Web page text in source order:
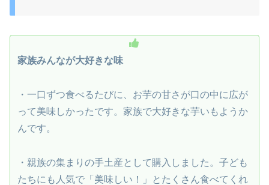
家族みんなが大好きな味
・一口ずつ食べるたびに、お芋の甘さが口の中に広が
って美味しかったです。家族で大好きな芋いもようか
んです。
・親族の集まりの手土産として購入しました。子ども
たちにも人気で「美味しい！」とたくさん食べてくれ